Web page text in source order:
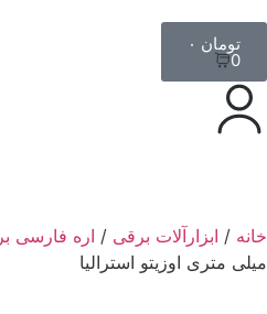
تومان
0
خانه / ابزارآلات برقی / اره فارسی بر
میلی متری اوزیتو استرالیا